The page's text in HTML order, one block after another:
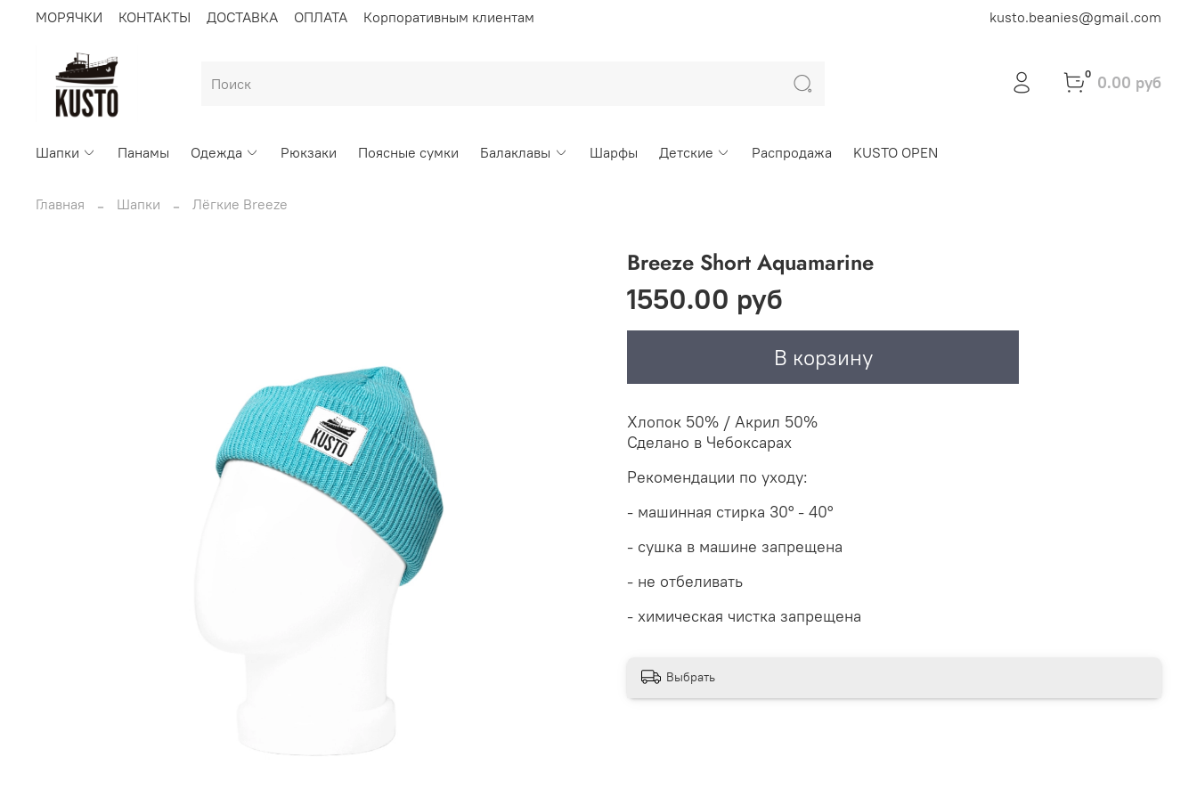
МОРЯЧКИ КОНТАКТЫ ДОСТАВКА ОПЛАТА Корпоративным клиентам kusto.beanies@gmail.com
0 0.00 руб
Шапки Панамы Одежда Рюкзаки Поясные сумки Балаклавы Шарфы Детские Распродажа KUSTO OPEN
Главная Шапки Лёгкие Breeze
Breeze Short Aquamarine
1550.00 руб
В корзину
Хлопок 50% / Акрил 50%
Сделано в Чебоксарах
Рекомендации по уходу:
- машинная стирка 30° - 40°
- сушка в машине запрещена
- не отбеливать
- химическая чистка запрещена
Выбрать